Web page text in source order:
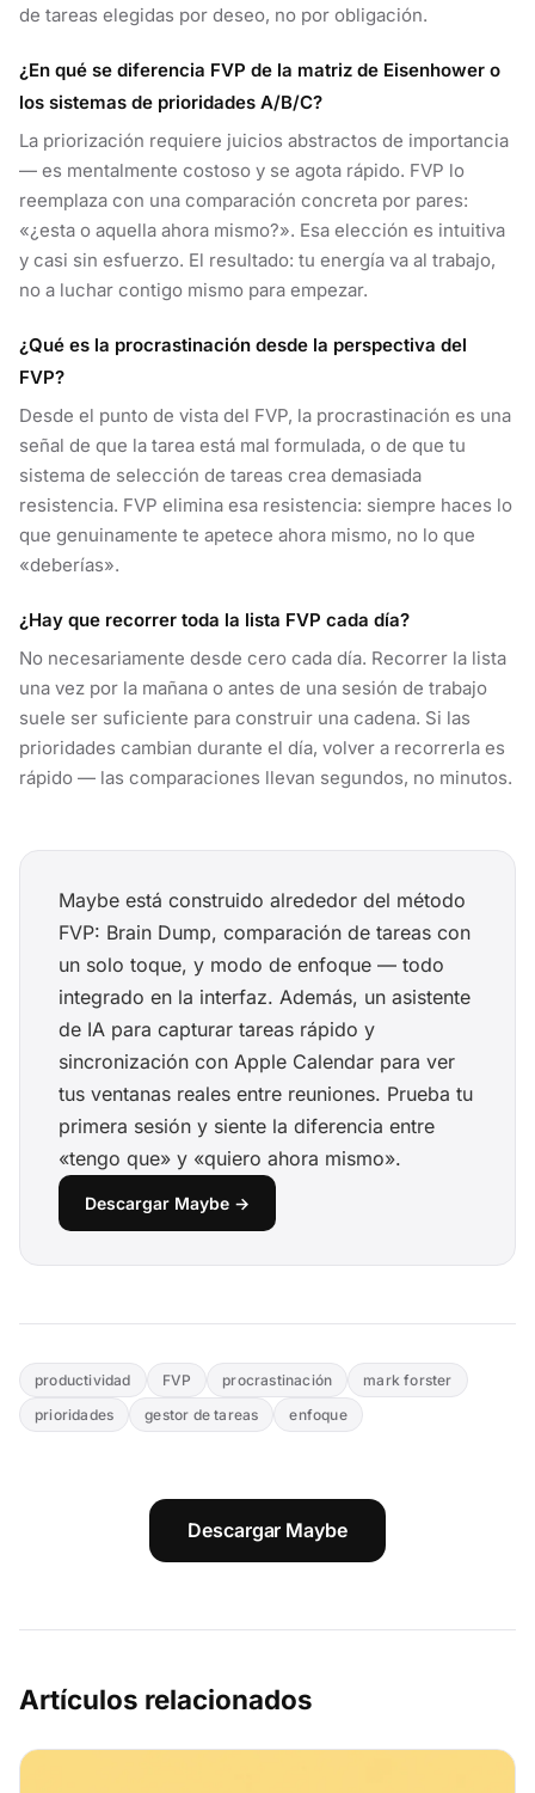
de tareas elegidas por deseo, no por obligación.
¿En qué se diferencia FVP de la matriz de Eisenhower o
los sistemas de prioridades A/B/C?
La priorización requiere juicios abstractos de importancia
— es mentalmente costoso y se agota rápido. FVP lo
reemplaza con una comparación concreta por pares:
«¿esta o aquella ahora mismo?». Esa elección es intuitiva
y casi sin esfuerzo. El resultado: tu energía va al trabajo,
no a luchar contigo mismo para empezar.
¿Qué es la procrastinación desde la perspectiva del
FVP?
Desde el punto de vista del FVP, la procrastinación es una
señal de que la tarea está mal formulada, o de que tu
sistema de selección de tareas crea demasiada
resistencia. FVP elimina esa resistencia: siempre haces lo
que genuinamente te apetece ahora mismo, no lo que
«deberías».
¿Hay que recorrer toda la lista FVP cada día?
No necesariamente desde cero cada día. Recorrer la lista
una vez por la mañana o antes de una sesión de trabajo
suele ser suficiente para construir una cadena. Si las
prioridades cambian durante el día, volver a recorrerla es
rápido — las comparaciones llevan segundos, no minutos.
Maybe está construido alrededor del método
FVP: Brain Dump, comparación de tareas con
un solo toque, y modo de enfoque — todo
integrado en la interfaz. Además, un asistente
de IA para capturar tareas rápido y
sincronización con Apple Calendar para ver
tus ventanas reales entre reuniones. Prueba tu
primera sesión y siente la diferencia entre
«tengo que» y «quiero ahora mismo».
Descargar Maybe →
productividad FVP procrastinación
mark forster
prioridades
gestor de tareas enfoque
Descargar Maybe
Artículos relacionados